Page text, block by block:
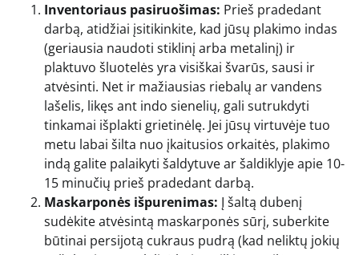
Inventoriaus pasiruošimas: Prieš pradedant
darbą, atidžiai įsitikinkite, kad jūsų plakimo indas
(geriausia naudoti stiklinį arba metalinį) ir
plaktuvo šluotelės yra visiškai švarūs, sausi ir
atvėsinti. Net ir mažiausias riebalų ar vandens
lašelis, likęs ant indo sienelių, gali sutrukdyti
tinkamai išplakti grietinėlę. Jei jūsų virtuvėje tuo
metu labai šilta nuo įkaitusios orkaitės, plakimo
indą galite palaikyti šaldytuve ar šaldiklyje apie 10-
15 minučių prieš pradedant darbą.
Maskarponės išpurenimas: Į šaltą dubenį
sudėkite atvėsintą maskarponės sūrį, suberkite
būtinai persijotą cukraus pudrą (kad neliktų jokių